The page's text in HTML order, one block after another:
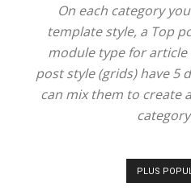
On each category
template style, a Top
module type for article
post style (grids) have 5
can mix them to create
PLUS